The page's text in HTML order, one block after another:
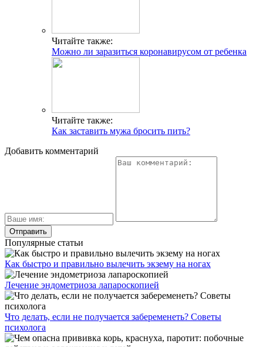
Читайте также:
Можно ли заразиться коронавирусом от ребенка
Читайте также:
Как заставить мужа бросить пить?
Добавить комментарий
Популярные статьи
Как быстро и правильно вылечить экзему на ногах
Лечение эндометриоза лапароскопией
Что делать, если не получается забеременеть? Советы
психолога